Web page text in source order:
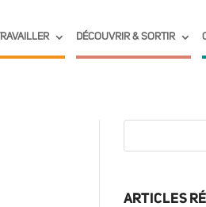
DÉCOUVRIR & SORTIR
ARTICLES